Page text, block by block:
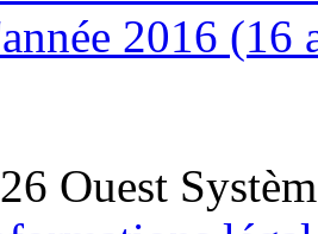
2016 (16
Ouest